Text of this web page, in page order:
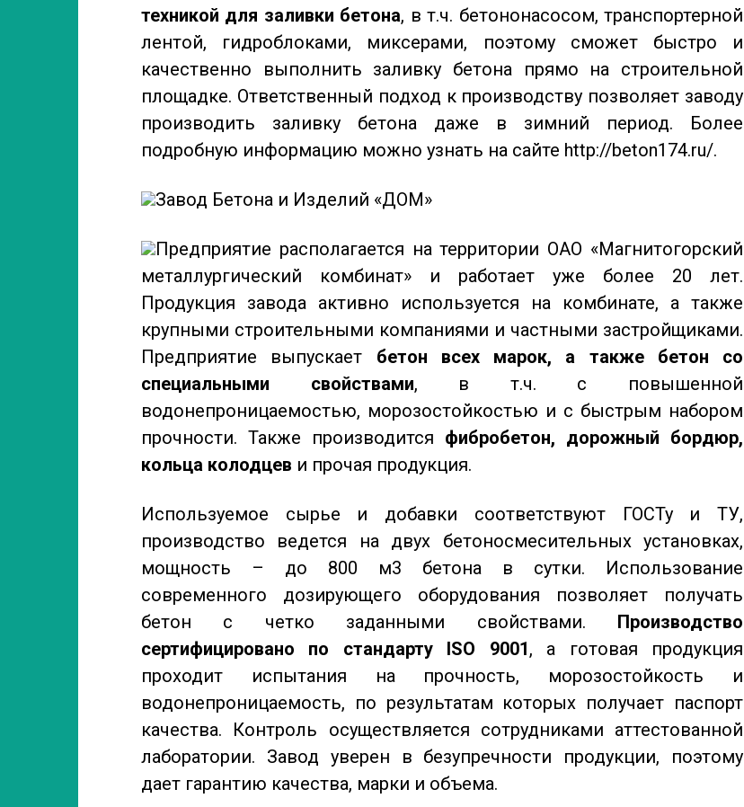
техникой для заливки бетона, в т.ч. бетононасосом, транспортерной
лентой, гидроблоками, миксерами, поэтому сможет быстро и
качественно выполнить заливку бетона прямо на строительной
площадке. Ответственный подход к производству позволяет заводу
производить заливку бетона даже в зимний период. Более
подробную информацию можно узнать на сайте http://beton174.ru/.
Завод Бетона и Изделий «ДОМ»
Предприятие располагается на территории ОАО «Магнитогорский
металлургический комбинат» и работает уже более 20 лет.
Продукция завода активно используется на комбинате, а также
крупными строительными компаниями и частными застройщиками.
Предприятие выпускает бетон всех марок, а также бетон со
специальными свойствами, в т.ч. с повышенной
водонепроницаемостью, морозостойкостью и с быстрым набором
прочности. Также производится фибробетон, дорожный бордюр,
кольца колодцев и прочая продукция.
Используемое сырье и добавки соответствуют ГОСТу и ТУ,
производство ведется на двух бетоносмесительных установках,
мощность – до 800 м3 бетона в сутки. Использование
современного дозирующего оборудования позволяет получать
бетон с четко заданными свойствами. Производство
сертифицировано
по стандарту ISO 9001, а готовая продукция
проходит испытания на прочность, морозостойкость и
водонепроницаемость, по результатам которых получает паспорт
качества. Контроль осуществляется сотрудниками аттестованной
лаборатории. Завод уверен в безупречности продукции, поэтому
дает гарантию качества, марки и объема.